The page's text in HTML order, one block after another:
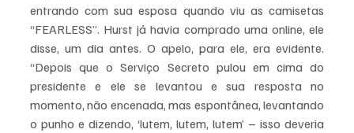
entrando com sua esposa quando viu as camisetas
“FEARLESS”. Hurst já havia comprado uma online, ele
disse, um dia antes. O apelo, para ele, era evidente.
“Depois que o Serviço Secreto pulou em cima do
presidente e ele se levantou e sua resposta no
momento, não encenada, mas espontânea, levantando
o punho e dizendo, ‘lutem, lutem, lutem’ – isso deveria